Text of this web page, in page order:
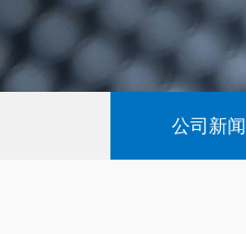
公司新闻